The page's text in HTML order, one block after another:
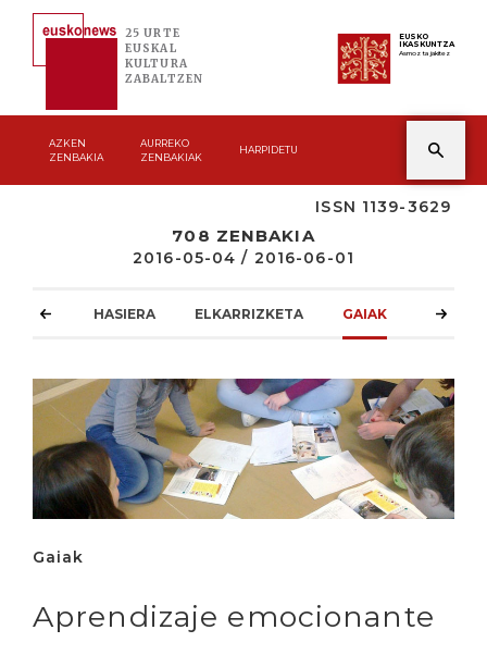
25 URTE
EUSKAL
KULTURA
ZABALTZEN
EUSKO
IKASKUNTZA
Asmoz ta jakitez
AZKEN
ZENBAKIA
AURREKO
ZENBAKIAK
HARPIDETU
ISSN 1139-3629
708 ZENBAKIA
2016-05-04 / 2016-06-01
HASIERA ELKARRIZKETA GAIAK
Gaiak
Aprendizaje emocionante